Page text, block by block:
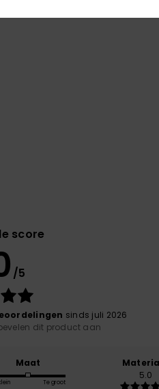
score
/5
sinds juli 2026
dit product aan
Maat
Te groot
5.0